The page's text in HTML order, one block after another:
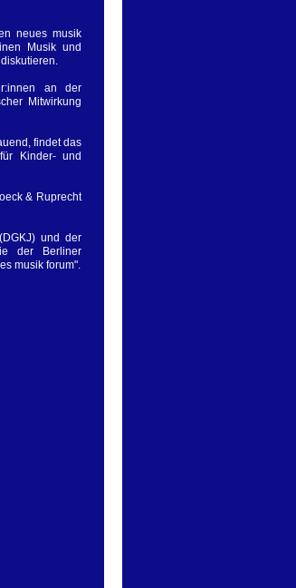
neues musik
Musik und
an der
Mitwirkung
findet das
Kinder- und
& Ruprecht
und der
der Berliner
musik forum".